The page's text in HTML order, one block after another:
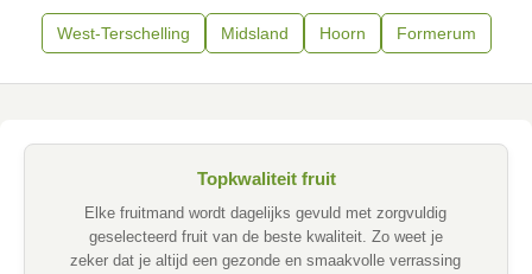
West-Terschelling Midsland Hoorn Formerum
Topkwaliteit fruit
Elke fruitmand wordt dagelijks gevuld met zorgvuldig
geselecteerd fruit van de beste kwaliteit. Zo weet je
zeker dat je altijd een gezonde en smaakvolle verrassing